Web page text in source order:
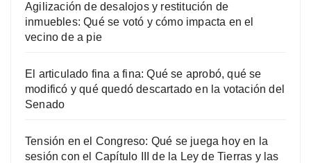
Agilización de desalojos y restitución de
inmuebles: Qué se votó y cómo impacta en el
vecino de a pie
El articulado fina a fina: Qué se aprobó, qué se
modificó y qué quedó descartado en la votación del
Senado
Tensión en el Congreso: Qué se juega hoy en la
sesión con el Capítulo III de la Ley de Tierras y las